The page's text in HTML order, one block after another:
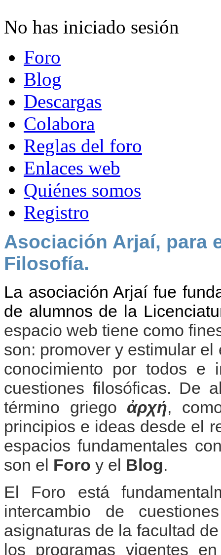
No has iniciado sesión
Foro
Blog
Descargas
Colabora
Reglas del foro
Enlaces web
Quiénes somos
Registro
Asociación Arjaí, para
Filosofía.
La asociación Arjaí fue
de alumnos de la
espacio web tiene como
son: promover y estimular
conocimiento por todos e
cuestiones filosóficas. De
término griego ἀρχή,
principios e ideas desde el
espacios fundamentales
son el Foro y el Blog.
El Foro está
intercambio de
asignaturas de la facultad
los programas vigentes